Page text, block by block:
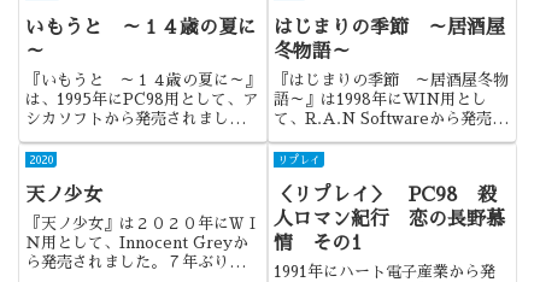
いもうと ～１４歳の夏に
～
『いもうと ～１４歳の夏に～』
は、1995年にPC98用として、ア
シカソフトから発売されました。
弾であり、近親ネタを扱った作品
はじまりの季節 ～居酒屋
冬物語～
『はじまりの季節 ～居酒屋冬物
語～』は1998年にWIN用とし
て、R.A.N Softwareから発売さ
寝取られを描いた、最近では少な
2020
天ノ少女
『天ノ少女』は２０２０年にＷＩ
Ｎ用として、Innocent Greyか
ら発売されました。７年ぶりに発
リプレイ
＜リプレイ＞ PC98 殺
人ロマン紀行 恋の長野慕
情 その1
1991年にハート電子産業から発